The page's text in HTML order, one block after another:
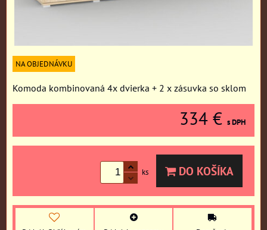
NA OBJEDNÁVKU
Komoda kombinovaná 4x dvierka + 2 x zásuvka so sklom
334 € s DPH
ks DO KOŠÍKA